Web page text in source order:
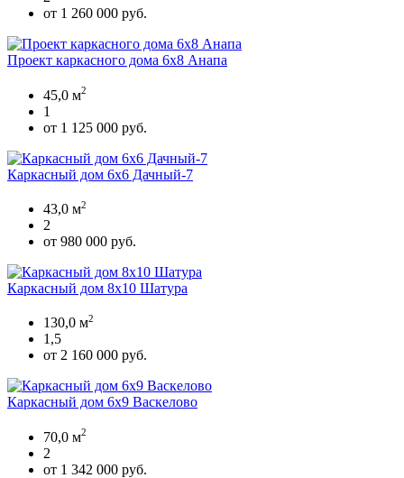
от 1 260 000 руб.
Проект каркасного дома 6х8 Анапа
45,0 м2
1
от 1 125 000 руб.
Каркасный дом 6х6 Дачный-7
43,0 м2
2
от 980 000 руб.
Каркасный дом 8х10 Шатура
130,0 м2
1,5
от 2 160 000 руб.
Каркасный дом 6х9 Васкелово
70,0 м2
2
от 1 342 000 руб.